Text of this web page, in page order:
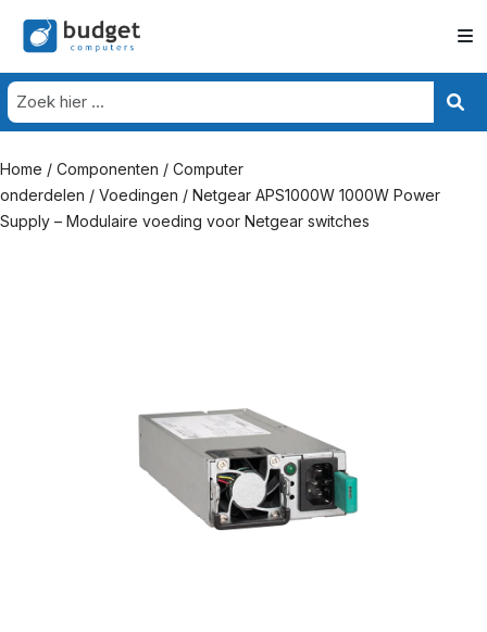
Home / Componenten / Computer
onderdelen / Voedingen / Netgear APS1000W 1000W Power
Supply – Modulaire voeding voor Netgear switches